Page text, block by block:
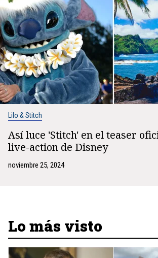
Lilo & Stitch
Así luce 'Stitch' en el teaser
live-action de Disney
noviembre 25, 2024
Lo más visto